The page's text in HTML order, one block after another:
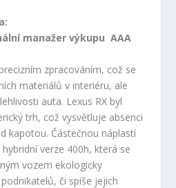
manažer výkupu AAA
zpracováním, což se
materiálů v interiéru, ale
auta. Lexus RX byl
trh, což vysvětluje absenci
kapotou. Částečnou náplastí
verze 400h, která se
vozem ekologicky
či spíše jejich